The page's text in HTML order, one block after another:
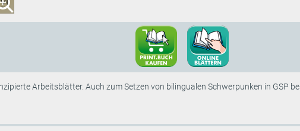
Arbeitsblätter. Auch zum Setzen von bilingualen Schwerpunken in GSP